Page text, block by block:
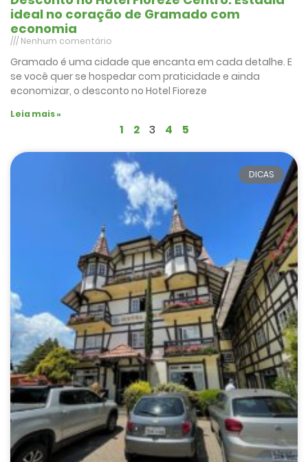
ideal no coração de Gramado com
economia
Nenhum comentário
Gramado é uma cidade que encanta em cada detalhe. E
se você quer se hospedar com praticidade e ainda
economizar, o desconto no Hotel Fioreze
Leia mais »
1 2 3 4 5
DICAS